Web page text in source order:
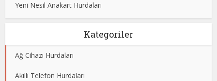
Yeni Nesil Anakart Hurdaları
Kategoriler
Ağ Cihazı Hurdaları
Akıllı Telefon Hurdaları